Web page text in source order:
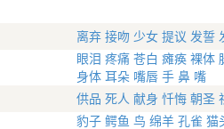
离弃 接吻 少女 提议 发誓
眼泪 疼痛 苍白 瘫痪 裸体
身体 耳朵 嘴唇 手 鼻 嘴
供品 死人 献身 忏悔 朝圣
豹子 鳄鱼 鸟 绵羊 孔雀 猫